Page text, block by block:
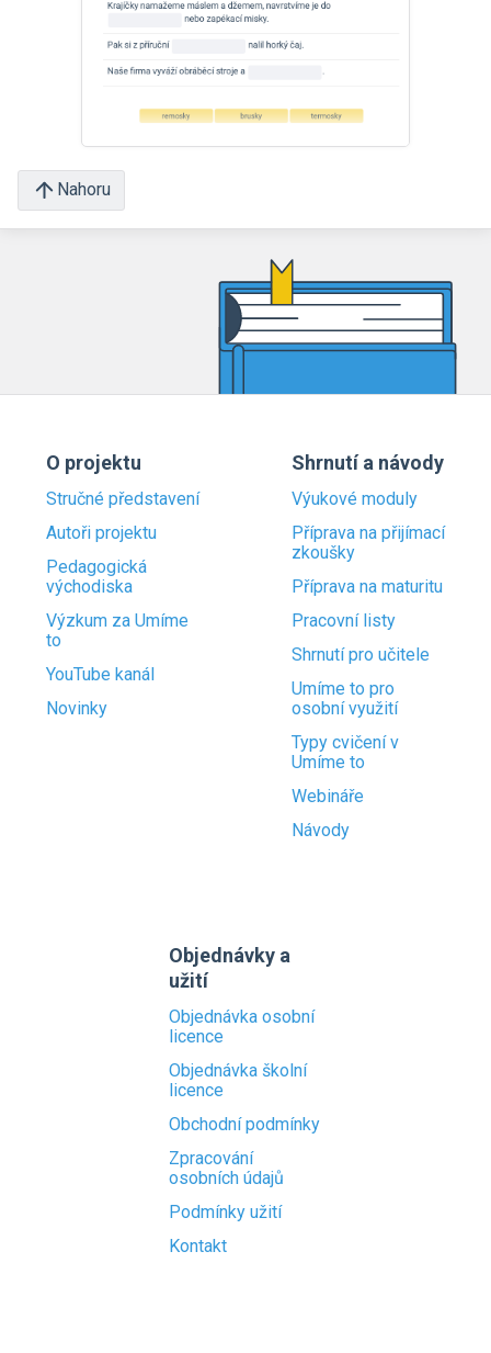
Nahoru
O projektu
Stručné představení
Autoři projektu
Pedagogická
východiska
Výzkum za Umíme
to
YouTube kanál
Novinky
Shrnutí a návody
Výukové moduly
Příprava na přijímací
zkoušky
Příprava na maturitu
Pracovní listy
Shrnutí pro učitele
Umíme to pro
osobní využití
Typy cvičení v
Umíme to
Webináře
Návody
Objednávky a
užití
Objednávka osobní
licence
Objednávka školní
licence
Obchodní podmínky
Zpracování
osobních údajů
Podmínky užití
Kontakt